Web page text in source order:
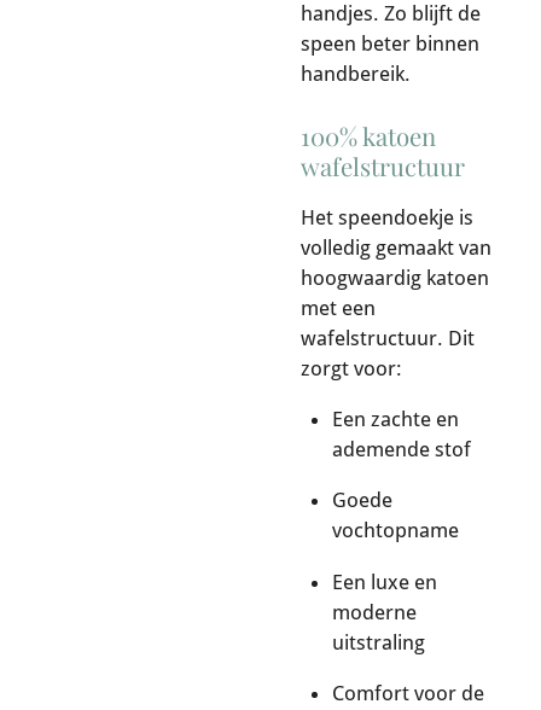
handjes. Zo blijft de
speen beter binnen
handbereik.
100% katoen
wafelstructuur
Het speendoekje is
volledig gemaakt van
hoogwaardig katoen
met een
wafelstructuur. Dit
zorgt voor:
Een zachte en
ademende stof
Goede
vochtopname
Een luxe en
moderne
uitstraling
Comfort voor de